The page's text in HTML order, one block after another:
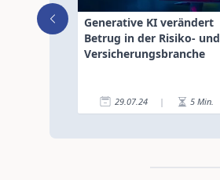
Generative KI verändert
Betrug in der Risiko- und
Versicherungsbranche
29.07.24 | 5 Min.